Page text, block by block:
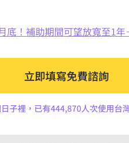
底！補助期間可望放寬至1年
立即填寫免費諮詢
子裡，已有444,870人次使用台